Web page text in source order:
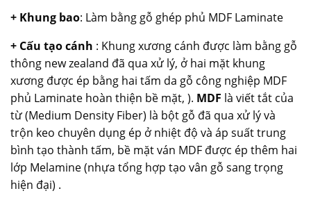
+ Khung bao: Làm bằng gỗ ghép phủ MDF Laminate
+ Cấu tạo cánh : Khung xương cánh được làm bằng gỗ
thông new zealand đã qua xử lý, ở hai mặt khung
xương được ép bằng hai tấm da gỗ công nghiệp MDF
phủ Laminate hoàn thiện bề mặt, ). MDF là viết tắt của
từ (Medium Density Fiber) là bột gỗ đã qua xử lý và
trộn keo chuyên dụng ép ở nhiệt độ và áp suất trung
bình tạo thành tấm, bề mặt ván MDF được ép thêm hai
lớp Melamine (nhựa tổng hợp tạo vân gỗ sang trọng
hiện đại) .